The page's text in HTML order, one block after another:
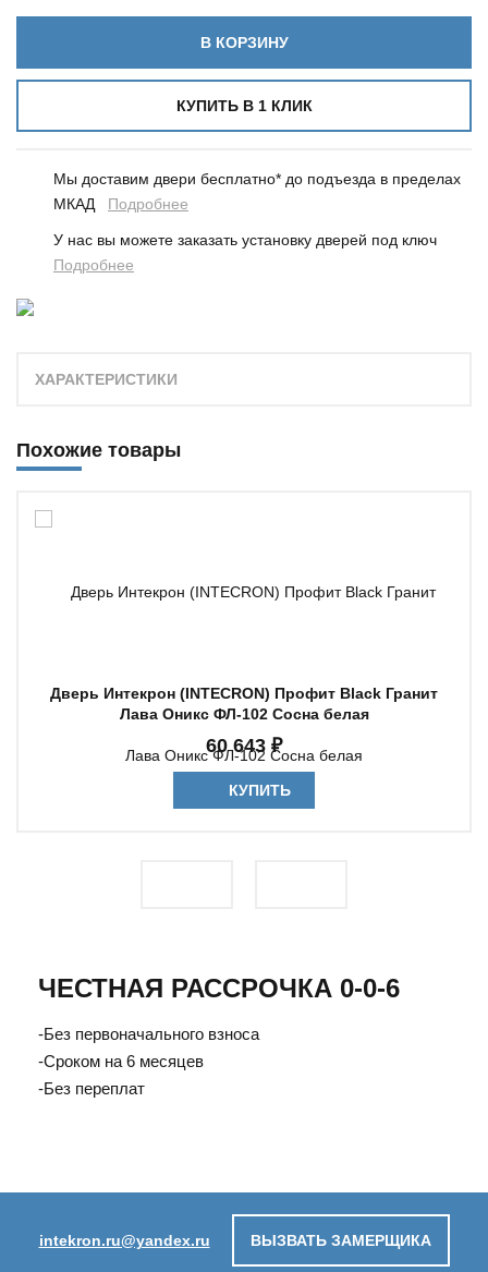
В КОРЗИНУ
КУПИТЬ В 1 КЛИК
Мы доставим двери бесплатно* до подъезда в пределах
МКАД Подробнее
У нас вы можете заказать установку дверей под ключ
Подробнее
ХАРАКТЕРИСТИКИ
Похожие товары
Дверь Интекрон (INTECRON) Профит Black Гранит
Лава Оникс ФЛ-102 Сосна белая
60 643 ₽
КУПИТЬ
ЧЕСТНАЯ РАССРОЧКА 0-0-6
-Без первоначального взноса
-Сроком на 6 месяцев
-Без переплат
intekron.ru@yandex.ru ВЫЗВАТЬ ЗАМЕРЩИКА